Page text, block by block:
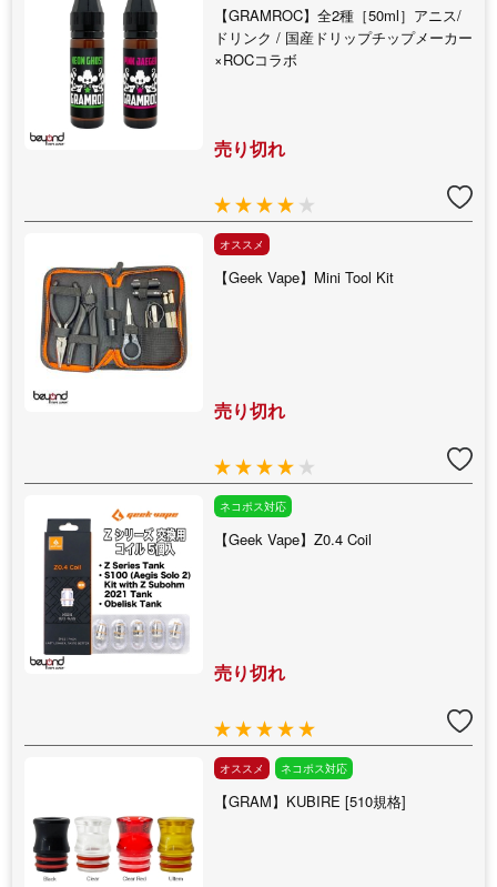
【GRAMROC】全2種［50ml］アニス/
ドリンク / 国産ドリップチップメーカー
×ROCコラボ
売り切れ
オススメ
【Geek Vape】Mini Tool Kit
売り切れ
ネコポス対応
【Geek Vape】Z0.4 Coil
売り切れ
オススメ ネコポス対応
【GRAM】KUBIRE [510規格]